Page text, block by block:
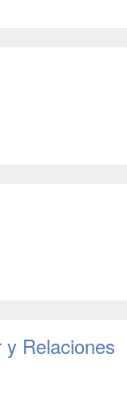
Relaciones